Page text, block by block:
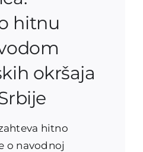
hitnu
okršaja
hitno
o navodnoj